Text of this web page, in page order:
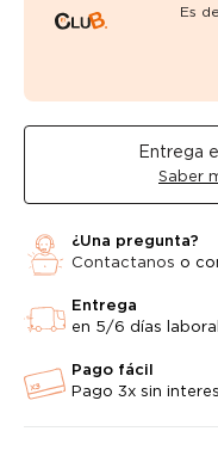
Es
Entrega
Saber
¿Una pregunta?
Contactanos o
Entrega
en 5/6 días
Pago fácil
Pago 3x sin